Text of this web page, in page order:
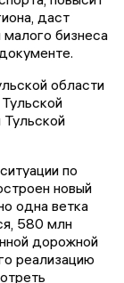
даст
бизнеса
области
по
новый
одна ветка
580 млн
дорожной
реализацию